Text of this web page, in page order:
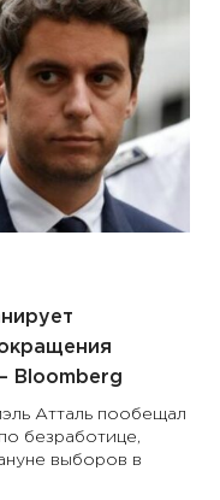
Bloomberg
Атталь пообещал
безработице,
выборов в